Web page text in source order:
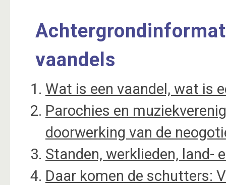
vaandels
Wat is een vaandel, wat is
Parochies en
doorwerking van de
Standen, werklieden, land-
Daar komen de schutters: